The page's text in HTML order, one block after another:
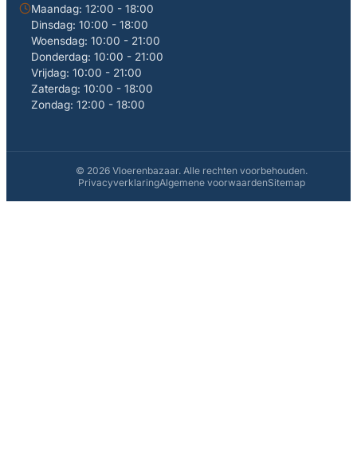
Maandag: 12:00 - 18:00
Dinsdag: 10:00 - 18:00
Woensdag: 10:00 - 21:00
Donderdag: 10:00 - 21:00
Vrijdag: 10:00 - 21:00
Zaterdag: 10:00 - 18:00
Zondag: 12:00 - 18:00
© 2026 Vloerenbazaar. Alle rechten voorbehouden.
PrivacyverklaringAlgemene voorwaardenSitemap